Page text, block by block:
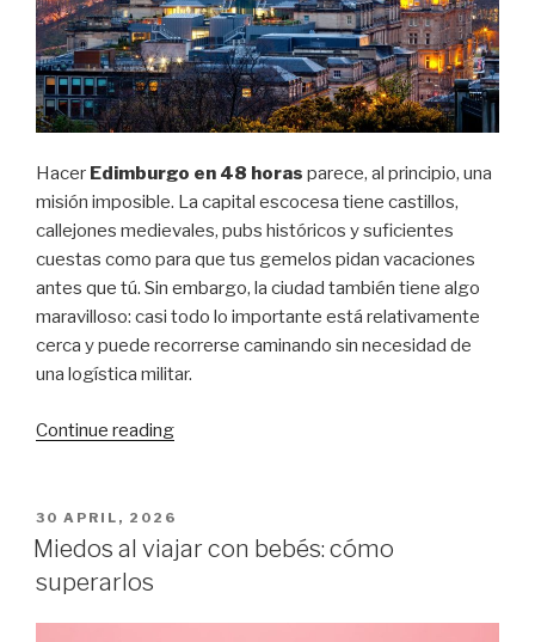
Hacer Edimburgo en 48 horas parece, al principio, una
misión imposible. La capital escocesa tiene castillos,
callejones medievales, pubs históricos y suficientes
cuestas como para que tus gemelos pidan vacaciones
antes que tú. Sin embargo, la ciudad también tiene algo
maravilloso: casi todo lo importante está relativamente
cerca y puede recorrerse caminando sin necesidad de
una logística militar.
Continue reading“Edimburgo
horas:
plan
prisas”
POSTED
ON
30 APRIL, 2026
Miedos al viajar con bebés: cómo
superarlos